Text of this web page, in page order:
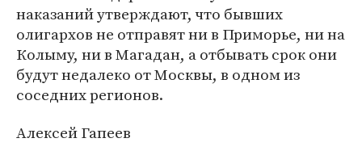
наказаний утверждают, что бывших
олигархов не отправят ни в Приморье, ни на
Колыму, ни в Магадан, а отбывать срок они
будут недалеко от Москвы, в одном из
соседних регионов.
Алексей Гапеев